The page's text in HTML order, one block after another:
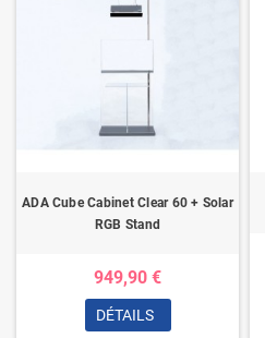
ADA Cube Cabinet Clear 60 + Solar
RGB Stand
949,90 €
DÉTAILS